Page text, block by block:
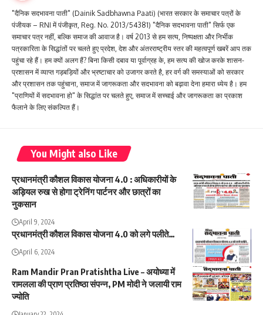
"दैनिक सदभावना पाती" (Dainik Sadbhawna Paati) (भारत सरकार के समाचार पत्रों के
पंजीयक – RNI में पंजीकृत, Reg. No. 2013/54381) "दैनिक सदभावना पाती" सिर्फ एक
समाचार पत्र नहीं, बल्कि समाज की आवाज है। वर्ष 2013 से हम सत्य, निष्पक्षता और निर्भीक
पत्रकारिता के सिद्धांतों पर चलते हुए प्रदेश, देश और अंतरराष्ट्रीय स्तर की महत्वपूर्ण खबरें आप तक
पहुंचा रहे हैं। हम क्यों अलग हैं? बिना किसी दबाव या पूर्वाग्रह के, हम सत्य की खोज करके शासन-
प्रशासन में व्याप्त गड़बड़ियों और भ्रष्टाचार को उजागर करते है, हर वर्ग की समस्याओं को सरकार
और प्रशासन तक पहुंचाना, समाज में जागरूकता और सदभावना को बढ़ावा देना हमारा ध्येय है। हम
"प्राणियों में सदभावना हो" के सिद्धांत पर चलते हुए, समाज में सच्चाई और जागरूकता का प्रकाश
फैलाने के लिए संकल्पित हैं।
You Might also Like
प्रधानमंत्री कौशल विकास योजना 4.0 : अधिकारीयों के
अड़ियल रुख से होगा ट्रेनिंग पार्टनर और छात्रों का
नुकसान
April 9, 2024
प्रधानमंत्री कौशल विकास योजना 4.0 को लगे पलीते…
April 6, 2024
Ram Mandir Pran Pratishtha Live – अयोध्या में
रामलला की प्राण प्रतिष्ठा संपन्न, PM मोदी ने जलायी राम
ज्योति